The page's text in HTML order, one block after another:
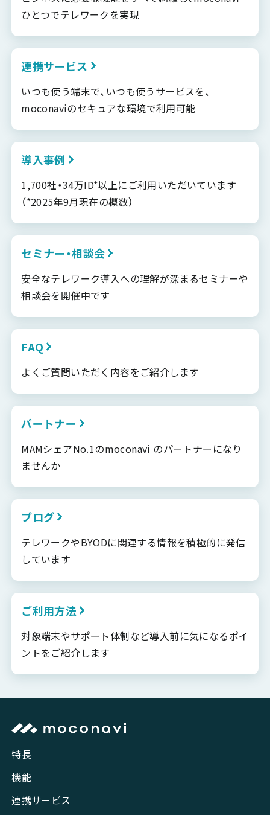
ひとつでテレワークを実現
連携サービス
いつも使う端末で、いつも使うサービスを、
moconaviのセキュアな環境で利用可能
導入事例
1,700社・34万ID*以上にご利用いただいています
（*2025年9月現在の概数）
セミナー・相談会
安全なテレワーク導入への理解が深まるセミナーや
相談会を開催中です
FAQ
よくご質問いただく内容をご紹介します
パートナー
MAMシェアNo.1のmoconavi のパートナーになり
ませんか
ブログ
テレワークやBYODに関連する情報を積極的に発信
しています
ご利用方法
対象端末やサポート体制など導入前に気になるポイ
ントをご紹介します
特長
機能
連携サービス